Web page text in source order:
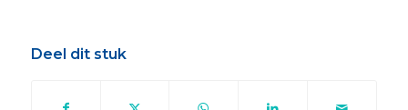
Deel dit stuk